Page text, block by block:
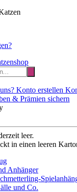
Konto erstellen
& Prämien sichern
leer.
Anhänger
und Co.